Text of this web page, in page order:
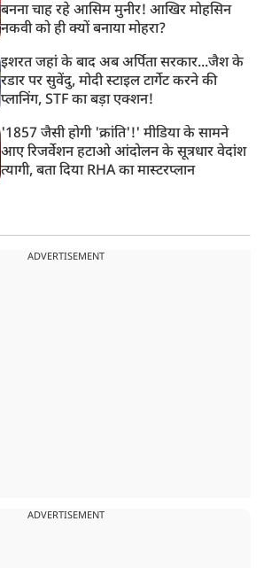
बनना चाह रहे आसिम मुनीर! आखिर मोहसिन
नकवी को ही क्यों बनाया मोहरा?
इशरत जहां के बाद अब अर्पिता सरकार...जैश के
रडार पर सुवेंदु, मोदी स्टाइल टार्गेट करने की
प्लानिंग, STF का बड़ा एक्शन!
'1857 जैसी होगी 'क्रांति'!' मीडिया के सामने
आए रिजर्वेशन हटाओ आंदोलन के सूत्रधार वेदांश
त्यागी, बता दिया RHA का मास्टरप्लान
ADVERTISEMENT
ADVERTISEMENT